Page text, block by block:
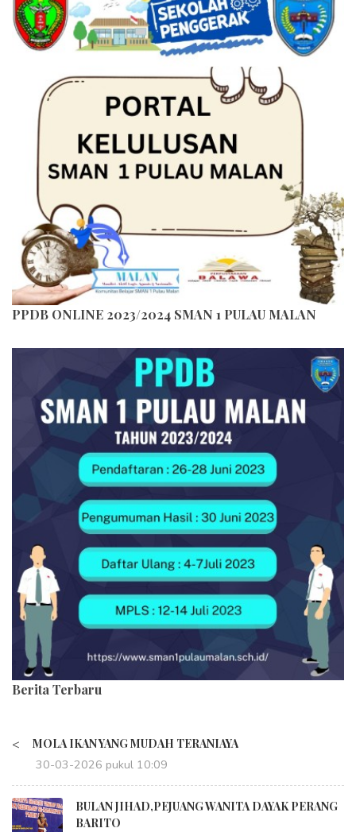
PPDB ONLINE 2023/2024 SMAN 1 PULAU MALAN
Berita Terbaru
< MOLA IKAN YANG MUDAH TERANIAYA
30-03-2026 pukul 10:09
BULAN JIHAD,PEJUANG WANITA DAYAK PERANG
BARITO